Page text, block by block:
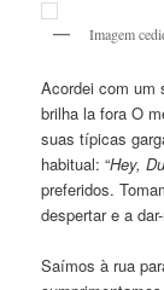
Imagem
Acordei com um
brilha la fora O
suas típicas
habitual: “Hey,
preferidos.
despertar e a
Saímos à rua